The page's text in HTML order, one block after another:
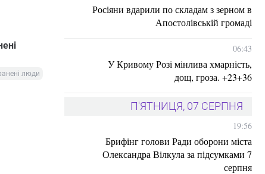
люди
Росіяни вдарили по складам з зерном в
Апостолівській громаді
06:43
У Кривому Розі мінлива хмарність,
дощ, гроза. +23+36
П'ЯТНИЦЯ, 07 СЕРПНЯ
19:56
Брифінг голови Ради оборони міста
Олександра Вілкула за підсумками 7
серпня